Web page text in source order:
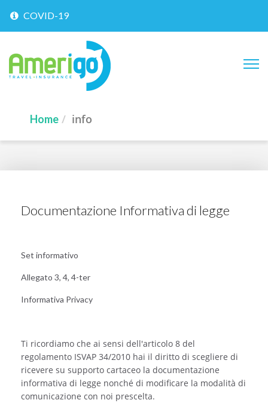
COVID-19
Home info
Documentazione Informativa di legge
Set informativo
Allegato 3, 4, 4-ter
Informativa Privacy
Ti ricordiamo che ai sensi dell'articolo 8 del
regolamento ISVAP 34/2010 hai il diritto di scegliere di
ricevere su supporto cartaceo la documentazione
informativa di legge nonché di modificare la modalità di
comunicazione con noi prescelta.